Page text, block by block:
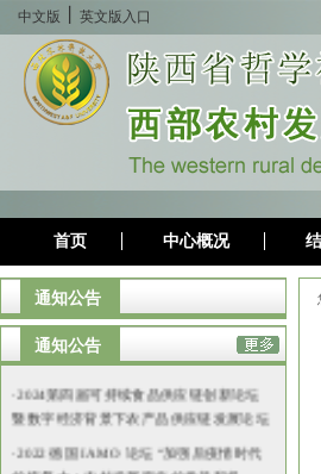
中文版 英文版入口
首页 中心概况
通知公告
通知公告
暨数字经济背景下农产品供应链发展论坛
的恢复力：农村发展面临的挑战和机